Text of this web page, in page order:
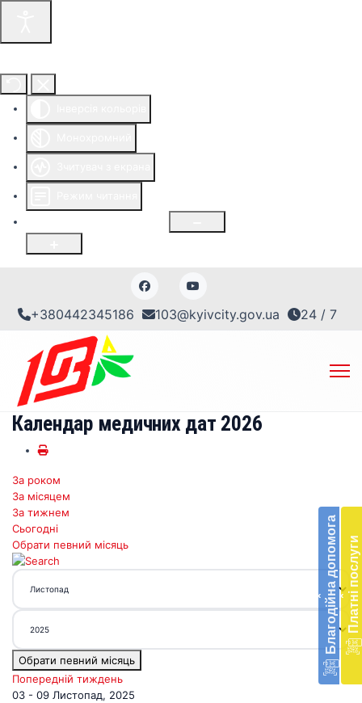
+380442345186 103@kyivcity.gov.ua 24 / 7
‹ Благодійна допомогав
‹ Платні послуги
Календар медичних дат 2026
За роком
За місяцем
За тижнем
Сьогодні
Обрати певний місяць
Обрати певний місяць
Попередній тиждень
03 - 09 Листопад, 2025